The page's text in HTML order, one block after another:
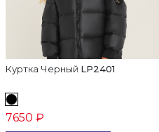
Куртка Черный LP2401
7650 ₽